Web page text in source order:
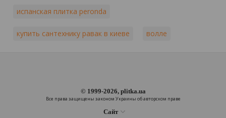
испанская плитка peronda
купить сантехнику равак в киеве волле
© 1999-2026, plitka.ua
Все права защищены законом Украины об авторском праве
Сайт